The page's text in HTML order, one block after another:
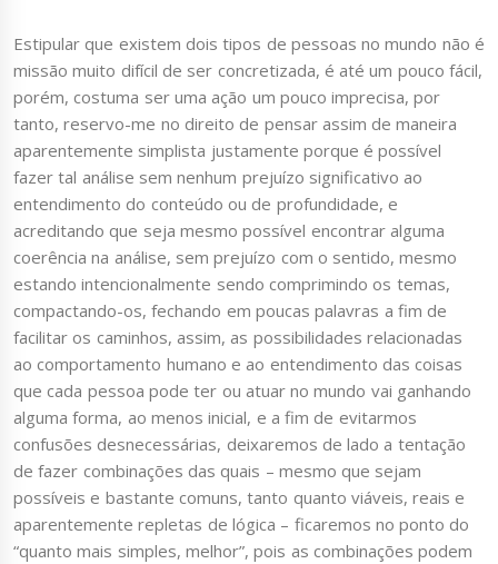
Estipular que existem dois tipos de pessoas no mundo não é
missão muito difícil de ser concretizada, é até um pouco fácil,
porém, costuma ser uma ação um pouco imprecisa, por
tanto, reservo-me no direito de pensar assim de maneira
aparentemente simplista justamente porque é possível
fazer tal análise sem nenhum prejuízo significativo ao
entendimento do conteúdo ou de profundidade, e
acreditando que seja mesmo possível encontrar alguma
coerência na análise, sem prejuízo com o sentido, mesmo
estando intencionalmente sendo comprimindo os temas,
compactando-os, fechando em poucas palavras a fim de
facilitar os caminhos, assim, as possibilidades relacionadas
ao comportamento humano e ao entendimento das coisas
que cada pessoa pode ter ou atuar no mundo vai ganhando
alguma forma, ao menos inicial, e a fim de evitarmos
confusões desnecessárias, deixaremos de lado a tentação
de fazer combinações das quais – mesmo que sejam
possíveis e bastante comuns, tanto quanto viáveis, reais e
aparentemente repletas de lógica – ficaremos no ponto do
“quanto mais simples, melhor”, pois as combinações podem